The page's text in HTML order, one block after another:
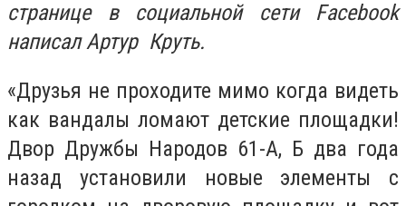
странице в социальной сети Facebook
написал Артур Круть.
«Друзья не проходите мимо когда видеть
как вандалы ломают детские площадки!
Двор Дружбы Народов 61-А, Б два года
назад установили новые элементы с